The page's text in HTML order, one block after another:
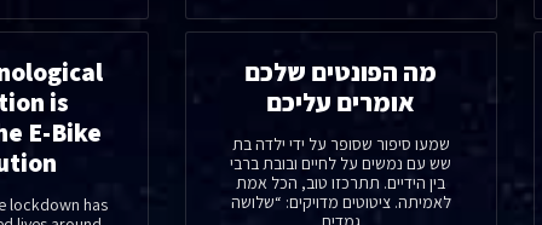
מה הפונטים שלכם
אומרים עליכם
שמעו סיפור שסופר על ידי ילדה בת
שש עם נמשים על לחיים ובובת ברבי
בין הידיים. תתרכזו טוב, הכל אמת
לאמיתה. ציטוטים מדויקים: “שלושה
is
E-Bike
lockdown has